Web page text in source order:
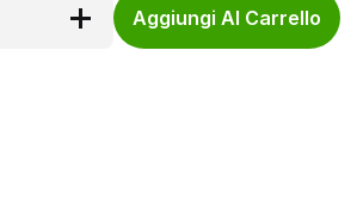
Aggiungi Al Carrello